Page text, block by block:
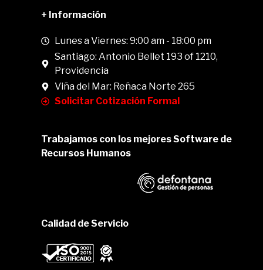
+ Información
Lunes a Viernes: 9:00 am - 18:00 pm
Santiago: Antonio Bellet 193 of 1210,
Providencia
Viña del Mar: Reñaca Norte 265
Solicitar Cotización Formal
Trabajamos con los mejores Software de
Recursos Humanos
Calidad de Servicio